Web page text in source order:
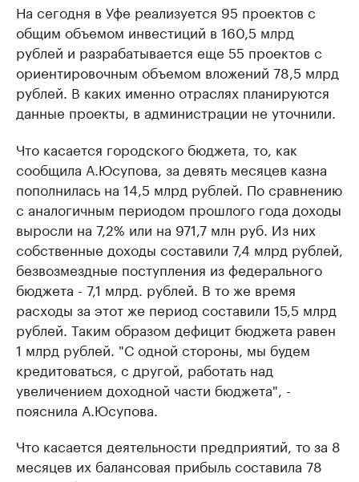
На сегодня в Уфе реализуется 95 проектов с
общим объемом инвестиций в 160,5 млрд
рублей и разрабатывается еще 55 проектов с
ориентировочным объемом вложений 78,5 млрд
рублей. В каких именно отраслях планируются
данные проекты, в администрации не уточнили.
Что касается городского бюджета, то, как
сообщила А.Юсупова, за девять месяцев казна
пополнилась на 14,5 млрд рублей. По сравнению
с аналогичным периодом прошлого года доходы
выросли на 7,2% или на 971,7 млн руб. Из них
собственные доходы составили 7,4 млрд рублей,
безвозмездные поступления из федерального
бюджета - 7,1 млрд. рублей. В то же время
расходы за этот же период составили 15,5 млрд
рублей. Таким образом дефицит бюджета равен
1 млрд рублей. "С одной стороны, мы будем
кредитоваться, с другой, работать над
увеличением доходной части бюджета", -
пояснила А.Юсупова.
Что касается деятельности предприятий, то за 8
месяцев их балансовая прибыль составила 78